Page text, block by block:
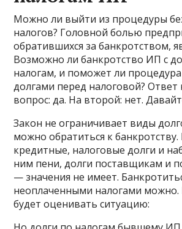
Можно ли выйти из процедуры
налогов? Головной болью
обратившихся за банкротством,
Возможно ли банкротство ИП с
налогам, и поможет ли процедура
долгами перед налоговой?
вопрос: да. На второй: нет.
Закон не ограничивает виды
можно обратиться к банкротству.
кредитные, налоговые долги и
ним пени, долги поставщикам и
— значения не имеет.
неоплаченными налогами можно.
будет оценивать ситуацию: